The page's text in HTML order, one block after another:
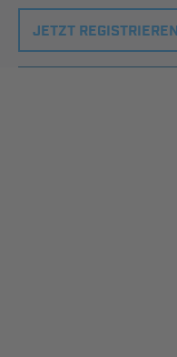
JETZT REGISTRIEREN